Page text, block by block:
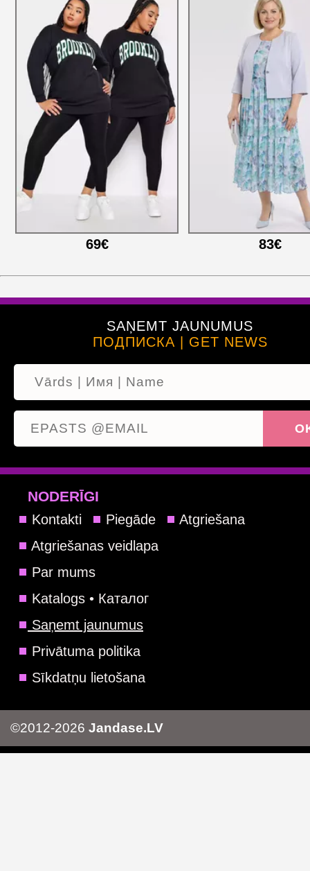
69€ 83€
SAŅEMT JAUNUMUS
ПОДПИСКА | GET NEWS
NODERĪGI
Kontakti Piegāde
Atgriešana
Atgriešanas veidlapa
Par mums
Katalogs • Каталог
Saņemt jaunumus
Privātuma politika
Sīkdatņu lietošana
©2012-2026 Jandase.LV